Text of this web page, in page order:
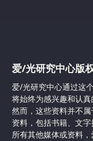
爱/光研究中心版
爱/光研究中心通过这
将始终为感兴趣和认真
然而，这些资料并不
资料，包括书籍、文
所有其他媒体或资料，